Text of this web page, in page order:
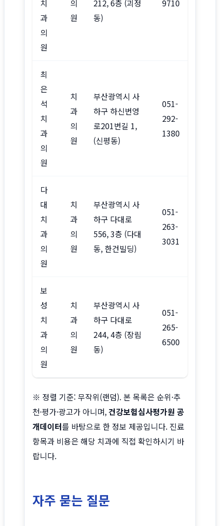
치
과
의
원
의
원
212, 6층 (괴정
동)
9710
최
은
석
치
과
의
원
치
과
의
원
부산광역시 사
하구 하신번영
로201번길 1,
(신평동)
051-
292-
1380
다
대
치
과
의
원
치
과
의
원
부산광역시 사
하구 다대로
556, 3층 (다대
동, 한건빌딩)
051-
263-
3031
보
성
치
과
의
원
치
과
의
원
부산광역시 사
하구 다대로
244, 4층 (장림
동)
051-
265-
6500
※ 정렬 기준: 무작위(랜덤). 본 목록은 순위·추
천·평가·광고가 아니며,건강보험심사평가원 공
개데이터를 바탕으로 한 정보 제공입니다. 진료
항목과 비용은 해당 치과에 직접 확인하시기 바
랍니다.
자주 묻는 질문